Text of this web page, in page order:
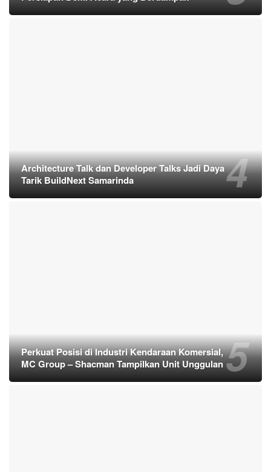
Architecture Talk dan Developer Talks Jadi Daya
Tarik BuildNext Samarinda
Perkuat Posisi di Industri Kendaraan Komersial,
MC Group – Shacman Tampilkan Unit Unggulan